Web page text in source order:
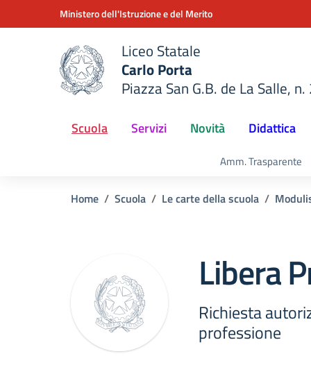
Vai ai contenuti
Vai al menu di navigazioneMinistero dell'Istruzione e del Merito
scuola
Liceo Statale
Carlo Porta
Piazza San G.B. de La Salle,
Scuola Servizi Novità Didattica
Amm. Trasparente
Home Scuola Le carte della scuola
Libera
Richiesta
professione